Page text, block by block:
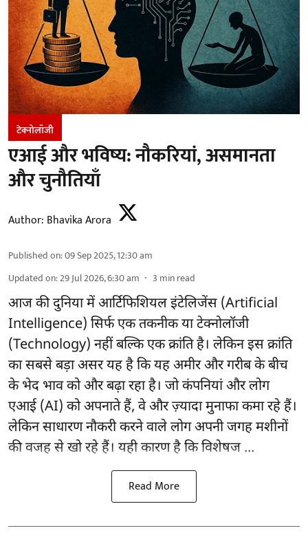
टेक्नोलॉजी
एआई और भविष्य: नौकरियां, असमानता
और चुनौतियाँ
Author: Bhavika Arora
Published on:09 Sep 2025, 12:30 am
Updated on:29 Jul 2026, 6:30 am 3 min read
आज की दुनिया में आर्टिफिशियल इंटेलिजेंस (Artificial
Intelligence) सिर्फ एक तकनीक या टेक्नोलॉजी
(Technology) नहीं बल्कि एक क्रांति है। लेकिन इस क्रांति
का सबसे बड़ा असर यह है कि यह अमीर और गरीब के बीच
के भेद भाव को और बढ़ा रहा है। जो कंपनियां और लोग
एआई (AI) को अपनाते हैं, वे और ज़्यादा मुनाफा कमा रहे हैं।
लेकिन साधारण नौकरी करने वाले लोग अपनी जगह मशीनों
की वजह से खो रहे हैं। यही कारण है कि विशेषज ...
Read More